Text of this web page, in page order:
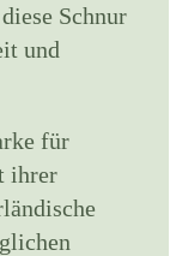
Schnur
und
für
ihrer